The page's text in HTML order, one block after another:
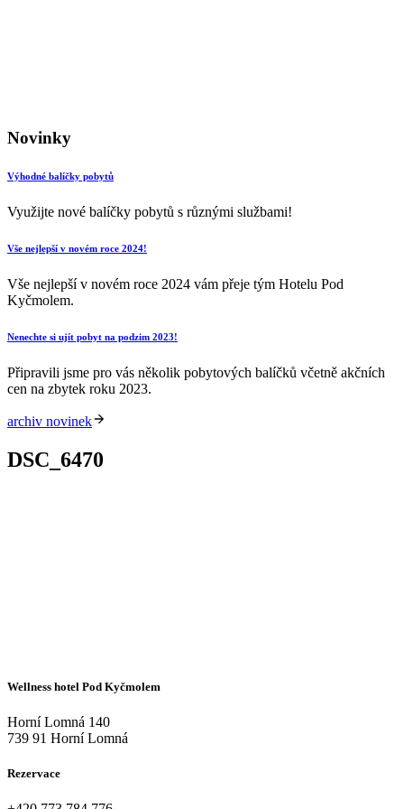
Novinky
Výhodné balíčky pobytů
Využijte nové balíčky pobytů s různými službami!
Vše nejlepší v novém roce 2024!
Vše nejlepší v novém roce 2024 vám přeje tým Hotelu Pod
Kyčmolem.
Nenechte si ujít pobyt na podzim 2023!
Připravili jsme pro vás několik pobytových balíčků včetně akčních
cen na zbytek roku 2023.
archiv novinek
DSC_6470
Wellness hotel Pod Kyčmolem
Horní Lomná 140
739 91 Horní Lomná
Rezervace